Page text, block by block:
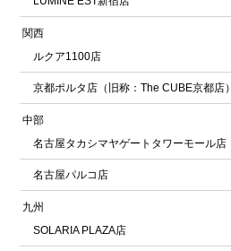
関西
ルクア1100店
京都ポルタ店（旧称：The CUBE京都店）
中部
名古屋タカシマヤゲートタワーモール店
名古屋パルコ店
九州
SOLARIA PLAZA店